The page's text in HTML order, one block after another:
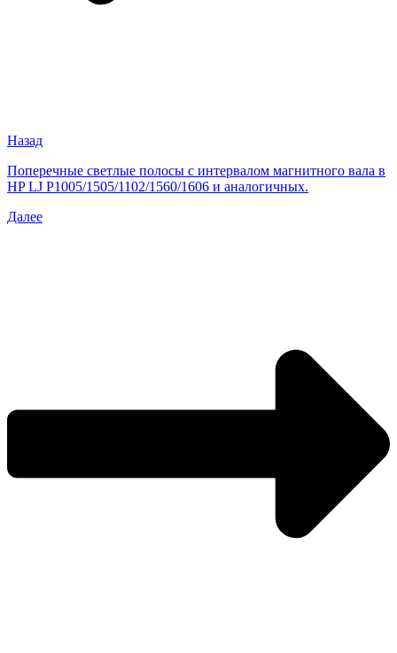
Назад
Поперечные светлые полосы с интервалом магнитного вала в
HP LJ P1005/1505/1102/1560/1606 и аналогичных.
Далее